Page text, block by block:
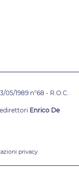
1989 n°68 - R.O.C.
Enrico De
privacy